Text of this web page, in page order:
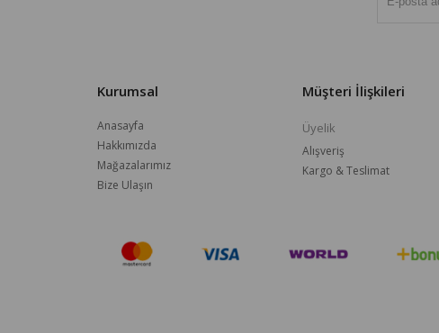
Kurumsal
Anasayfa
Hakkımızda
Mağazalarımız
Bize Ulaşın
Müşteri İlişkileri
Üyelik
Alışveriş
Kargo & Teslimat